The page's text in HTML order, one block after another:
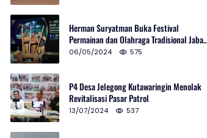
Herman Suryatman Buka Festival
Permainan dan Olahraga Tradisional Jabar
2024 di Gedung Teater Tertutup
06/05/2024 575
P4 Desa Jelegong Kutawaringin Menolak
Revitalisasi Pasar Patrol
13/07/2024 537